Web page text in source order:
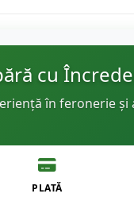
cu
în feronerie
PLATĂ